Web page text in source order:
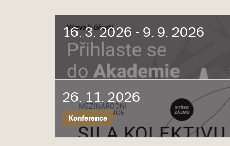
16. 3. 2026 - 9. 9. 2026
26. 11. 2026
Konference